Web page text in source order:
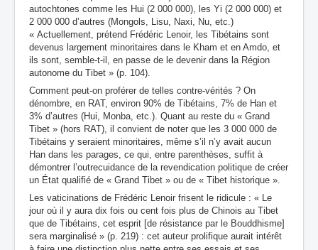
autochtones comme les Hui (2 000 000), les Yi (2 000 000) et
2 000 000 d’autres (Mongols, Lisu, Naxi, Nu, etc.)
« Actuellement, prétend Frédéric Lenoir, les Tibétains sont
devenus largement minoritaires dans le Kham et en Amdo, et
ils sont, semble-t-il, en passe de le devenir dans la Région
autonome du Tibet » (p. 104).
Comment peut-on proférer de telles contre-vérités ? On
dénombre, en RAT, environ 90% de Tibétains, 7% de Han et
3% d’autres (Hui, Monba, etc.). Quant au reste du « Grand
Tibet » (hors RAT), il convient de noter que les 3 000 000 de
Tibétains y seraient minoritaires, même s’il n’y avait aucun
Han dans les parages, ce qui, entre parenthèses, suffit à
démontrer l’outrecuidance de la revendication politique de créer
un État qualifié de « Grand Tibet » ou de « Tibet historique ».
Les vaticinations de Frédéric Lenoir frisent le ridicule : « Le
jour où il y aura dix fois ou cent fois plus de Chinois au Tibet
que de Tibétains, cet esprit [de résistance par le Bouddhisme]
sera marginalisé » (p. 219) : cet auteur prolifique aurait intérêt